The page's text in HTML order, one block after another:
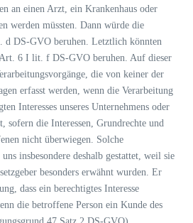
an einen Arzt, ein Krankenhaus oder
werden müssten. Dann würde die
DS-GVO beruhen. Letztlich könnten
6 I lit. f DS-GVO beruhen. Auf dieser
die von keiner der
erfasst werden, wenn die Verarbeitung
Interesses unseres Unternehmens oder
sofern die Interessen, Grundrechte und
nicht überwiegen. Solche
insbesondere deshalb gestattet, weil sie
besonders erwähnt wurden. Er
dass ein berechtigtes Interesse
die betroffene Person ein Kunde des